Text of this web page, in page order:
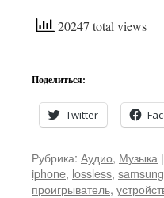
20247 total views
Поделиться:
Twitter
Рубрика: Аудио, Музыка |
iphone, lossless, samsung
проигрыватель,